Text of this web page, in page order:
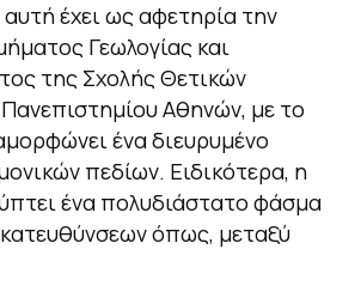
έχει ως αφετηρία την
Γεωλογίας και
της Σχολής Θετικών
Αθηνών, με το
ένα διευρυμένο
πεδίων. Ειδικότερα, η
ένα πολυδιάστατο φάσμα
όπως, μεταξύ